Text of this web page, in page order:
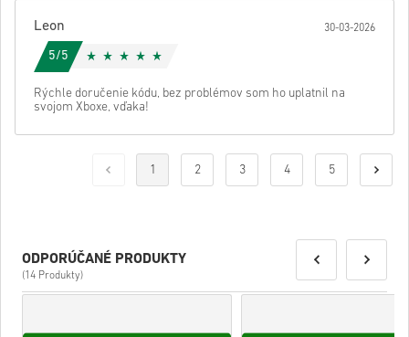
Leon 30-03-2026
5/5
Rýchle doručenie kódu, bez problémov som ho uplatnil na
svojom Xboxe, vďaka!
1 2 3 4 5
ODPORÚČANÉ PRODUKTY
(14 Produkty)